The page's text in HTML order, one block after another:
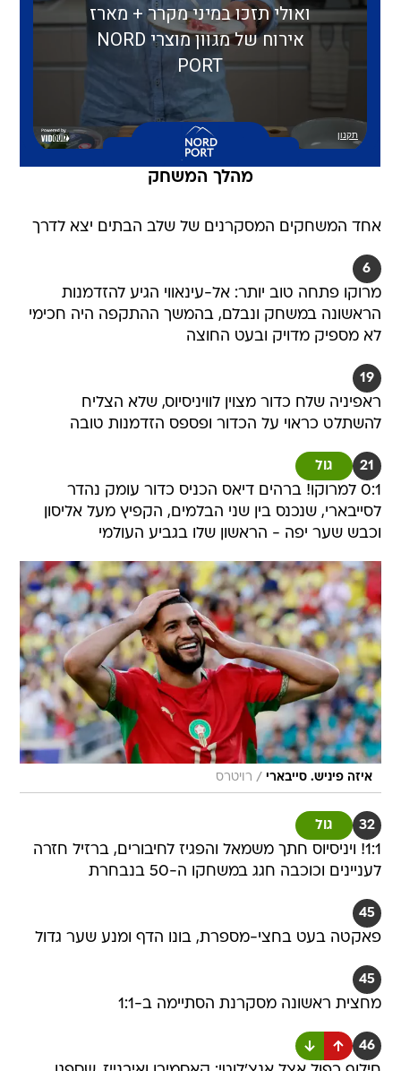
מהלך המשחק
אחד המשחקים המסקרנים של שלב הבתים יצא לדרך
6
מרוקו פתחה טוב יותר: אל-עינאווי הגיע להזדמנות
הראשונה במשחק ונבלם, בהמשך ההתקפה היה חכימי
לא מספיק מדויק ובעט החוצה
19
ראפיניה שלח כדור מצוין לוויניסיוס, שלא הצליח
להשתלט כראוי על הכדור ופספס הזדמנות טובה
21 גול
0:1 למרוקו! ברהים דיאס הכניס כדור עומק נהדר
לסייבארי, שנכנס בין שני הבלמים, הקפיץ מעל אליסון
וכבש שער יפה - הראשון שלו בגביע העולמי
איזה פיניש. סייבארי / רויטרס
32 גול
1:1! ויניסיוס חתך משמאל והפגיז לחיבורים, ברזיל חזרה
לעניינים וכוכבה חגג במשחקו ה-50 בנבחרת
45
פאקטה בעט בחצי-מספרת, בונו הדף ומנע שער גדול
45
מחצית ראשונה מסקרנת הסתיימה ב-1:1
46